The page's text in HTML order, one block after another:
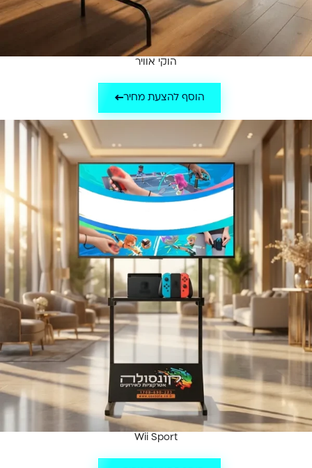
הוקי אוויר
הוסף להצעת מחיר
Wii Sport